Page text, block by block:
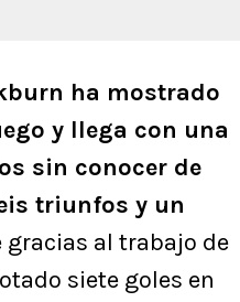
ha mostrado
y llega con una
sin conocer de
triunfos y un
gracias al trabajo de
siete goles en